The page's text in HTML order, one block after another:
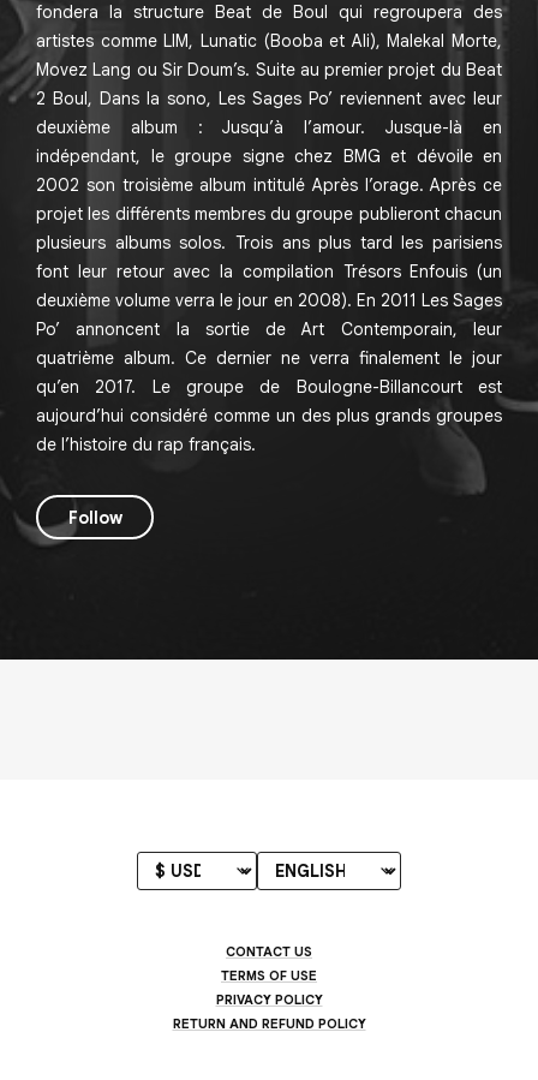
fondera la structure Beat de Boul qui regroupera des
artistes comme LIM, Lunatic (Booba et Ali), Malekal Morte,
Movez Lang ou Sir Doum’s. Suite au premier projet du Beat
2 Boul, Dans la sono, Les Sages Po’ reviennent avec leur
deuxième album : Jusqu’à l’amour. Jusque-là en
indépendant, le groupe signe chez BMG et dévoile en
2002 son troisième album intitulé Après l’orage. Après ce
projet les différents membres du groupe publieront chacun
plusieurs albums solos. Trois ans plus tard les parisiens
font leur retour avec la compilation Trésors Enfouis (un
deuxième volume verra le jour en 2008). En 2011 Les Sages
Po’ annoncent la sortie de Art Contemporain, leur
quatrième album. Ce dernier ne verra finalement le jour
qu’en 2017. Le groupe de Boulogne-Billancourt est
aujourd’hui considéré comme un des plus grands groupes
de l’histoire du rap français.
Follow
CONTACT US
TERMS OF USE
PRIVACY POLICY
RETURN AND REFUND POLICY